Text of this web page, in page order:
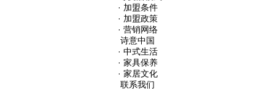
· 加盟条件
· 加盟政策
· 营销网络
诗意中国
· 中式生活
· 家具保养
· 家居文化
联系我们